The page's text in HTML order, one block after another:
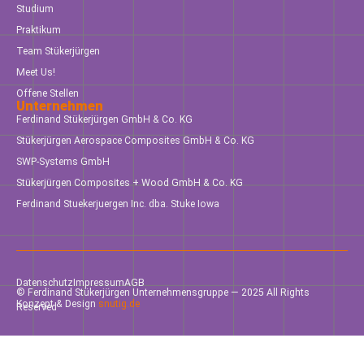
Studium
Praktikum
Team Stükerjürgen
Meet Us!
Offene Stellen
Unternehmen
Ferdinand Stükerjürgen GmbH & Co. KG
Stükerjürgen Aerospace Composites GmbH & Co. KG
SWP-Systems GmbH
Stükerjürgen Composites + Wood GmbH & Co. KG
Ferdinand Stuekerjuergen Inc. dba. Stuke Iowa
DatenschutzImpressumAGB
© Ferdinand Stükerjürgen Unternehmensgruppe — 2025 All Rights
Reserved
Konzept & Design snutig.de